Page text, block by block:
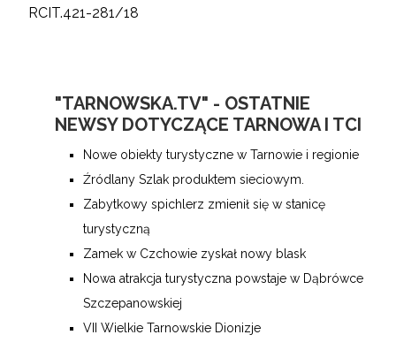
RCIT.421-281/18
"TARNOWSKA.TV" - OSTATNIE
NEWSY DOTYCZĄCE TARNOWA I TCI
Nowe obiekty turystyczne w Tarnowie i regionie
Źródlany Szlak produktem sieciowym.
Zabytkowy spichlerz zmienił się w stanicę
turystyczną
Zamek w Czchowie zyskał nowy blask
Nowa atrakcja turystyczna powstaje w Dąbrówce
Szczepanowskiej
VII Wielkie Tarnowskie Dionizje